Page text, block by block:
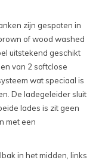
zijn gespoten in
of wood washed
uitstekend geschikt
van 2 softclose
wat speciaal is
De ladegeleider sluit
lades is zit geen
met een
in het midden, links